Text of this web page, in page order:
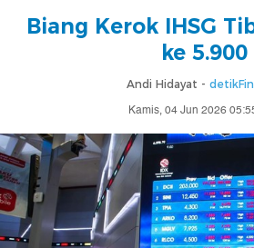
Biang Kerok IHSG
ke 5.900
Andi Hidayat -
Kamis, 04 Jun 2026